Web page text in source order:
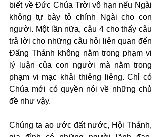
biết về Đức Chúa Trời vô hạn nếu Ngài
không tự bày tỏ chính Ngài cho con
người. Một lần nữa, câu 4 cho thấy câu
trả lời cho những câu hỏi liên quan đến
Đấng Thánh không nằm trong phạm vi
lý luận của con người mà nằm trong
phạm vi mạc khải thiêng liêng. Chỉ có
Chúa mới có quyền nói về những chủ
đề như vậy.
Chúng ta ao ước đất nước, Hội Thánh,